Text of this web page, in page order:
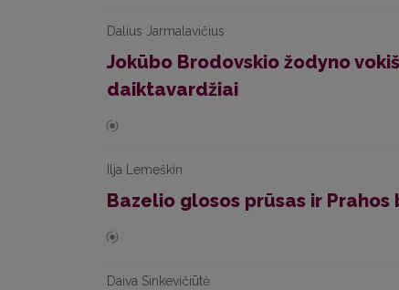
Dalius Jarmalavičius
Jokūbo Brodovskio žodyno
daiktavardžiai
Ilja Lemeškin
Bazelio glosos prūsas ir
Daiva Sinkevičiūtė